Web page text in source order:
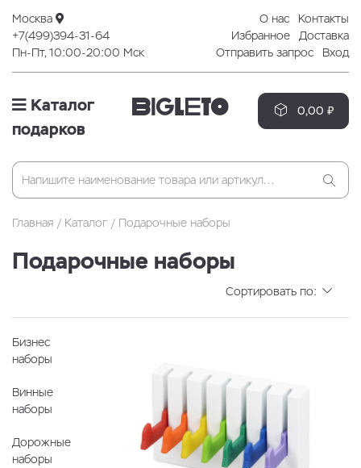
Москва
+7(499)394-31-64
Пн-Пт, 10:00-20:00 Мск
О нас
Контакты
Избранное
Доставка
Отправить запрос
Вход
Каталог
подарков
0,00 ₽
Главная Каталог Подарочные наборы
Подарочные наборы
Сортировать по:
Бизнес
наборы
Винные
наборы
Дорожные
наборы